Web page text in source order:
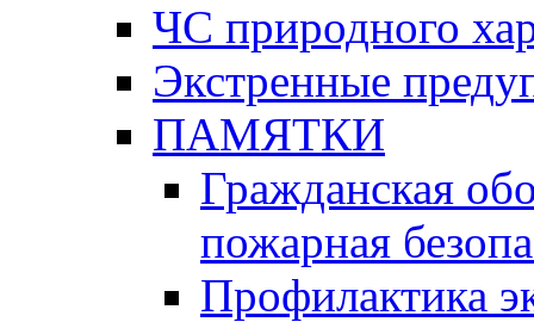
ЧС природного
Экстренные
ПАМЯТКИ
Гражданская
пожарная
Профилактика